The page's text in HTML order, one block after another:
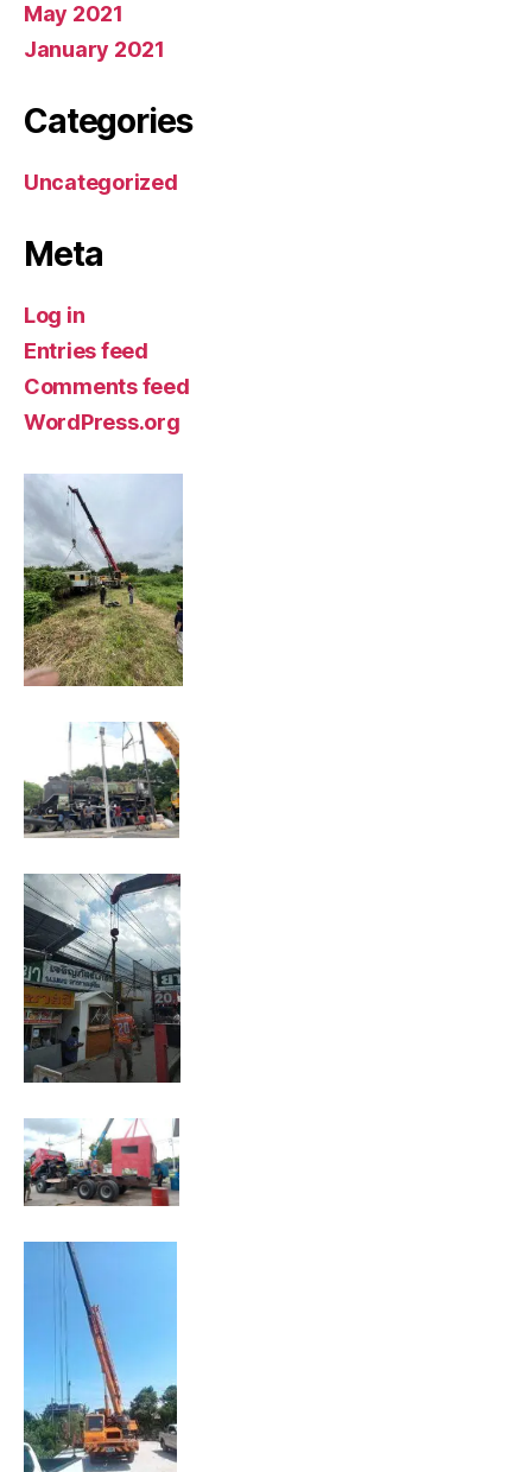
May 2021
January 2021
Categories
Uncategorized
Meta
Log in
Entries feed
Comments feed
WordPress.org